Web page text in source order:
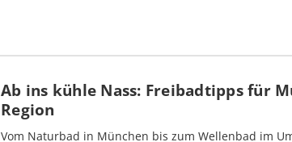
Ab ins kühle Nass: Freibadtipps für
Region
Vom Naturbad in München bis zum Wellenbad im